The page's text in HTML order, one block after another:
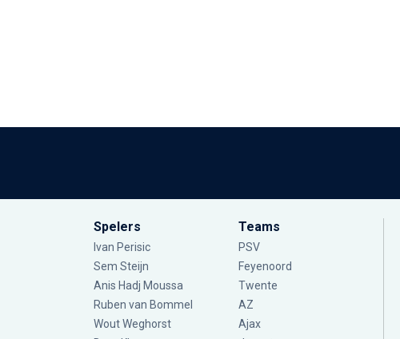
Spelers
Ivan Perisic
Sem Steijn
Anis Hadj Moussa
Ruben van Bommel
Wout Weghorst
Teams
PSV
Feyenoord
Twente
AZ
Ajax